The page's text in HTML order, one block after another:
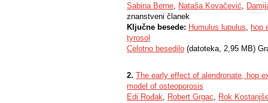
Sabina Berne, Nataša Kovačević,
znanstveni članek
Ključne besede: Humulus lupulus, hop
tyrosol
Celotno besedilo (datoteka, 2,95 MB)
2. The early effect of alendronate, hop
model of osteoporosis
Edi Rođak, Robert Grgac, Rok